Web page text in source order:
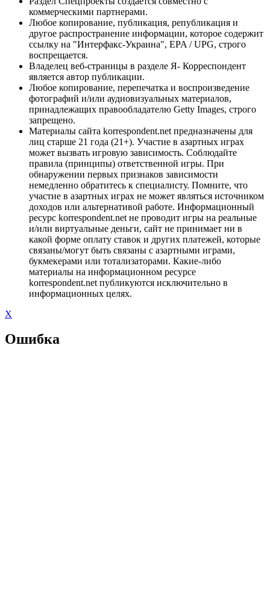
коммерческими партнерами.
Любое копирование, публикация, републикация и
другое распространение информации, которое содержит
ссылку на "Интерфакс-Украина", EPA / UPG, строго
воспрещается.
Владелец веб-страницы в разделе Я- Корреспондент
является автор публикации.
Любое копирование, перепечатка и воспроизведение
фотографий и/или аудиовизуальных материалов,
принадлежащих правообладателю Getty Images, строго
запрещено.
Материалы сайта korrespondent.net предназначены для
лиц старше 21 года (21+). Участие в азартных играх
может вызвать игровую зависимость. Соблюдайте
правила (принципы) ответственной игры. При
обнаружении первых признаков зависимости
немедленно обратитесь к специалисту. Помните, что
участие в азартных играх не может являться источником
доходов или альтернативой работе. Информационный
ресурс korrespondent.net не проводит игры на реальные
и/или виртуальные деньги, сайт не принимает ни в
какой форме оплату ставок и других платежей, которые
связаны/могут быть связаны с азартными играми,
букмекерами или тотализаторами. Какие-либо
материалы на информационном ресурсе
korrespondent.net публикуются исключительно в
информационных целях.
X
Ошибка